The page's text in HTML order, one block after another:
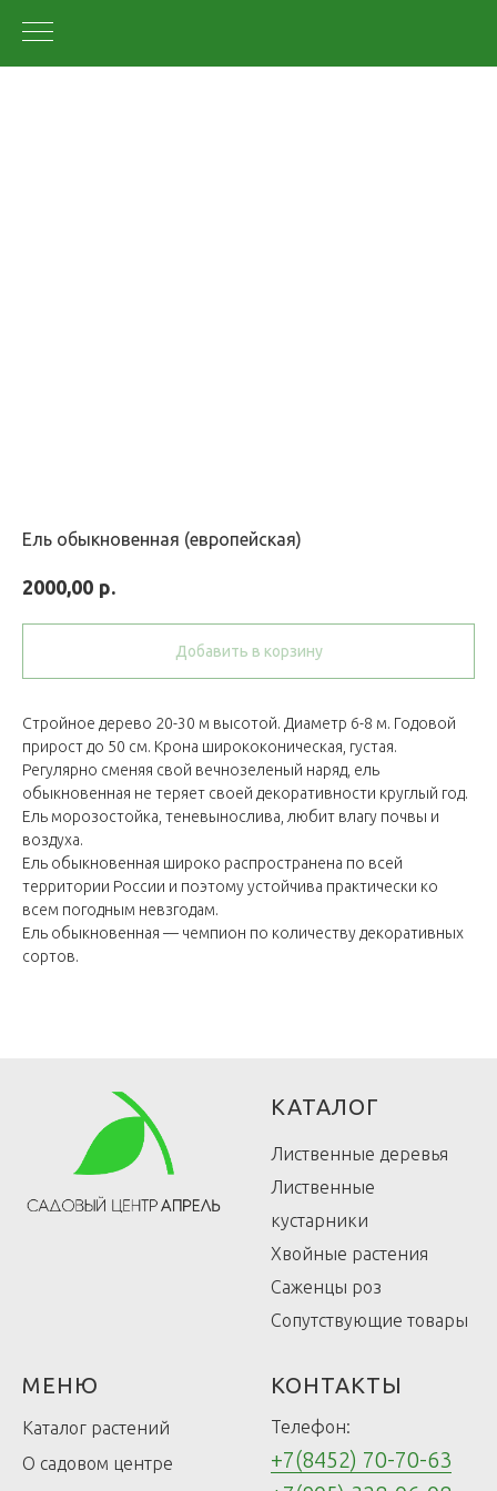
Ель обыкновенная (европейская)
2000,00 р.
Добавить в корзину
Стройное дерево 20-30 м высотой. Диаметр 6-8 м. Годовой
прирост до 50 см. Крона ширококоническая, густая.
Регулярно сменяя свой вечнозеленый наряд, ель
обыкновенная не теряет своей декоративности круглый год.
Ель морозостойка, теневынослива, любит влагу почвы и
воздуха.
Ель обыкновенная широко распространена по всей
территории России и поэтому устойчива практически ко
всем погодным невзгодам.
Ель обыкновенная — чемпион по количеству декоративных
сортов.
КАТАЛОГ
Лиственные деревья
Лиственные
кустарники
Хвойные растения
Саженцы роз
Сопутствующие товары
МЕНЮ
Каталог растений
О садовом центре
КОНТАКТЫ
Телефон:
+7(8452) 70-70-63